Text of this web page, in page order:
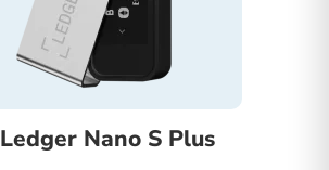
Ledger Nano S Plus